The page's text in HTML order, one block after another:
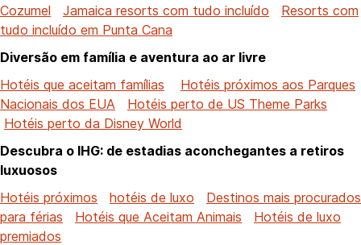
Cozumel
Jamaica resorts com tudo incluído
Resorts com
tudo incluído em Punta Cana
Diversão em família e aventura ao ar livre
Hotéis que aceitam famílias
Hotéis próximos aos Parques
Nacionais dos EUA
Hotéis perto de US Theme Parks
Hotéis perto da Disney World
Descubra o IHG: de estadias aconchegantes a retiros
luxuosos
Hotéis próximos
hotéis de luxo
Destinos mais procurados
para férias
Hotéis que Aceitam Animais
Hotéis de luxo
premiados